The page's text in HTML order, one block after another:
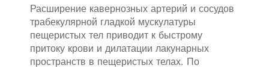
Расширение кавернозных артерий и сосудов
трабекулярной гладкой мускулатуры
пещеристых тел приводит к быстрому
притоку крови и дилатации лакунарных
пространств в пещеристых телах. По